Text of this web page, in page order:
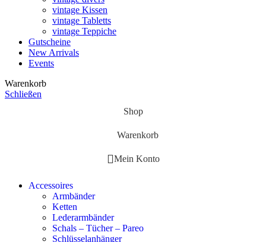
vintage Kissen
vintage Tabletts
vintage Teppiche
Gutscheine
New Arrivals
Events
Warenkorb
Schließen
Shop
Warenkorb
Mein Konto
Accessoires
Armbänder
Ketten
Lederarmbänder
Schals – Tücher – Pareo
Schlüsselanhänger